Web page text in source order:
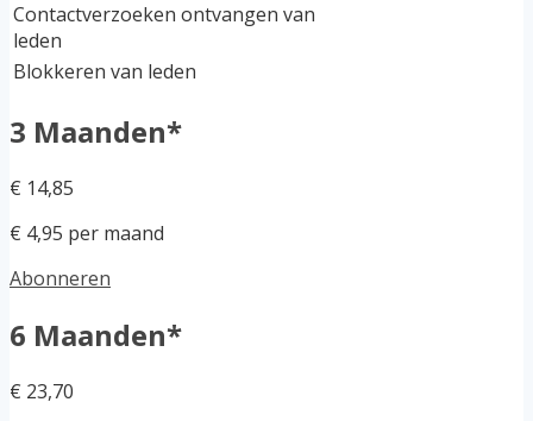
Contactverzoeken ontvangen van
leden
Blokkeren van leden
3 Maanden*
€ 14,85
€ 4,95 per maand
Abonneren
6 Maanden*
€ 23,70